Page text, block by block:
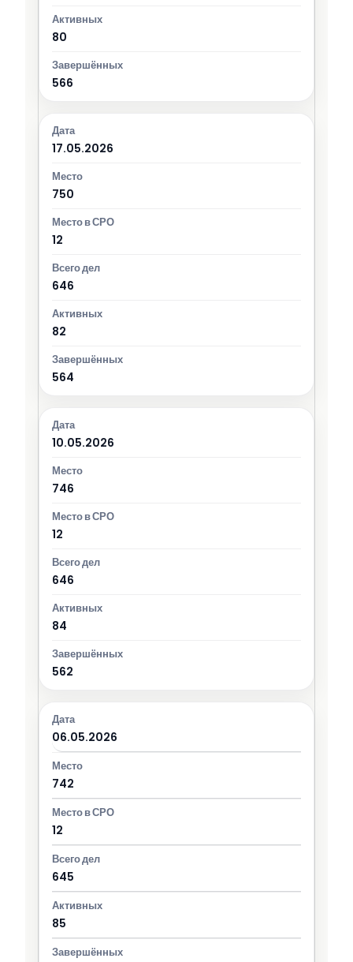
80
566
17.05.2026
750
12
646
82
564
10.05.2026
746
12
646
84
562
06.05.2026
742
12
645
85